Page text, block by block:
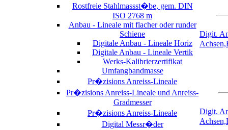
Rostfreie Stahlmassst�be, gem. DIN
ISO 2768 m
Anbau - Lineale mit flacher oder runder
Schiene
Digitale Anbau - Lineale Horiz
Digitale Anbau - Lineale Vertik
Werks-Kalibrierzertifikat
Umfangbandmasse
Pr�zisions Anreiss-Lineale
Pr�zisions Anreiss-Lineale und Anreiss-
Gradmesser
Pr�zisions Anreiss-Lineale
Digital Messr�der
Digit.
Digit.